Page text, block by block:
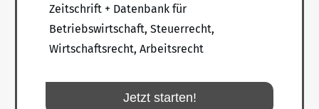
Zeitschrift + Datenbank für
Betriebswirtschaft, Steuerrecht,
Wirtschaftsrecht, Arbeitsrecht
Jetzt starten!